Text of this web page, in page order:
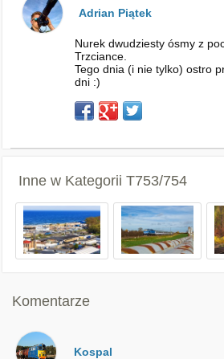
Adrian Piątek
Nurek dwudziesty ósmy z
Trzciance.
Tego dnia (i nie tylko) ostro
dni :)
Inne w Kategorii T753/754
Komentarze
Kospal